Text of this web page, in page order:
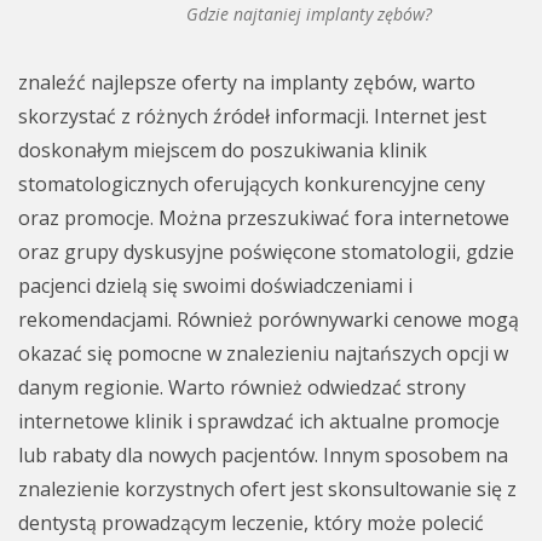
Gdzie najtaniej implanty zębów?
znaleźć najlepsze oferty na implanty zębów, warto
skorzystać z różnych źródeł informacji. Internet jest
doskonałym miejscem do poszukiwania klinik
stomatologicznych oferujących konkurencyjne ceny
oraz promocje. Można przeszukiwać fora internetowe
oraz grupy dyskusyjne poświęcone stomatologii, gdzie
pacjenci dzielą się swoimi doświadczeniami i
rekomendacjami. Również porównywarki cenowe mogą
okazać się pomocne w znalezieniu najtańszych opcji w
danym regionie. Warto również odwiedzać strony
internetowe klinik i sprawdzać ich aktualne promocje
lub rabaty dla nowych pacjentów. Innym sposobem na
znalezienie korzystnych ofert jest skonsultowanie się z
dentystą prowadzącym leczenie, który może polecić